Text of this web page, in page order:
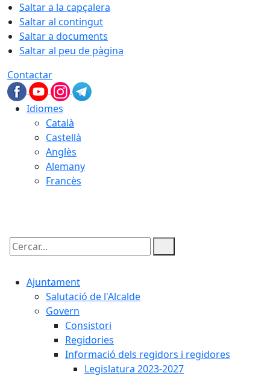
Saltar a la capçalera
Saltar al contingut
Saltar a documents
Saltar al peu de pàgina
Contactar
Idiomes
Català
Castellà
Anglès
Alemany
Francès
Cercar:
Ajuntament
Salutació de l'Alcalde
Govern
Consistori
Regidories
Informació dels regidors i regidores
Legislatura 2023-2027